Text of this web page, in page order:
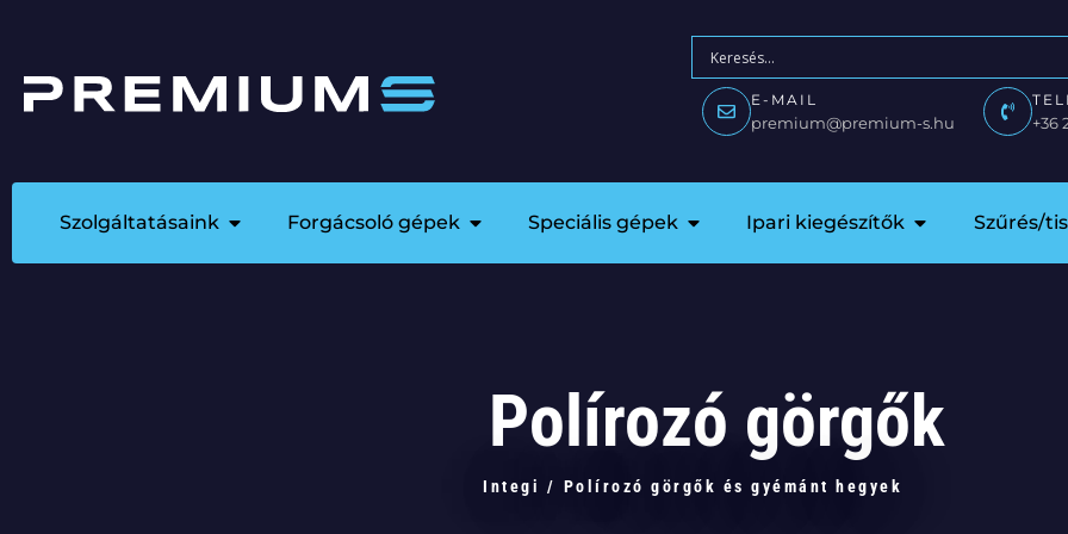
E-MAIL
premium@premium-s.hu +36
Szolgáltatásaink Forgácsoló gépek Speciális gépek Ipari kiegészítők Szűrés/
Polírozó görgők
Integi / Polírozó görgők és gyémánt hegyek